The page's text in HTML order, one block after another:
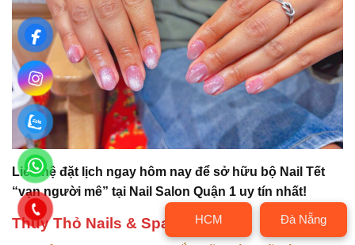
Liên hệ đặt lịch ngay hôm nay để sở hữu bộ Nail Tết
“vạn người mê” tại Nail Salon Quận 1 uy tín nhất!
Thùy Thỏ Nails & Spa HCM Đà Nẵng